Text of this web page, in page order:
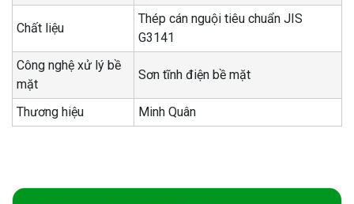
Chất liệu
Thép cán nguội tiêu chuẩn JIS
G3141
Công nghệ xử lý bề
mặt
Sơn tĩnh điện bề mặt
Thương hiệu Minh Quân